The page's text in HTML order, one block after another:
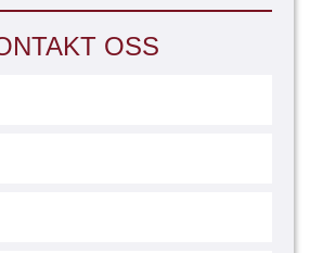
OSS